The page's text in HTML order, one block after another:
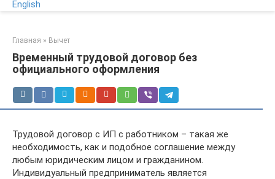
English
Главная » Вычет
Временный трудовой договор без
официального оформления
Трудовой договор с ИП с работником – такая же
необходимость, как и подобное соглашение между
любым юридическим лицом и гражданином.
Индивидуальный предприниматель является